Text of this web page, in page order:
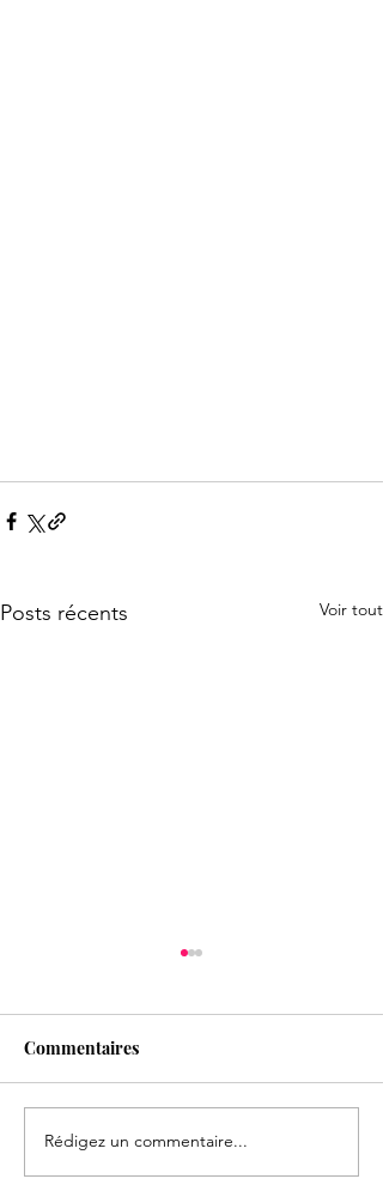
Posts récents Voir tout
Formation Entretien
épistémique
Commentaires
Rédigez un commentaire...